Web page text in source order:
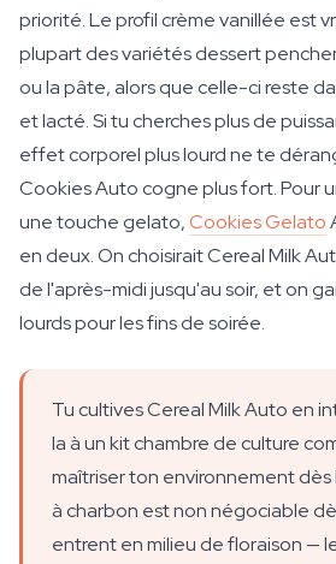
priorité. Le profil crème vanillée est
plupart des variétés dessert
ou la pâte, alors que celle-ci reste
et lacté. Si tu cherches plus de
effet corporel plus lourd ne te
Cookies Auto cogne plus fort. Pour
une touche gelato,Cookies Gelato
en deux. On choisirait Cereal Milk
de l'après-midi jusqu'au soir, et on
lourds pour les fins de soirée.
Tu cultives Cereal Milk Auto en
la à un kit chambre de culture
maîtriser ton environnement
à charbon est non négociable
entrent en milieu de floraison —